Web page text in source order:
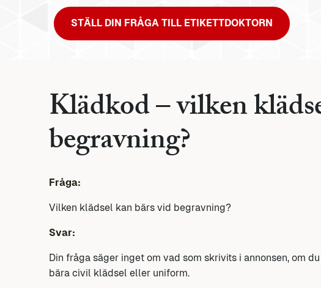
STÄLL DIN FRÅGA TILL ETIKETTDOKTORN
Klädkod – vilken
begravning?
Fråga:
Vilken klädsel kan bärs vid begravning?
Svar:
Din fråga säger inget om vad som skrivits i annonsen, om
bära civil klädsel eller uniform.